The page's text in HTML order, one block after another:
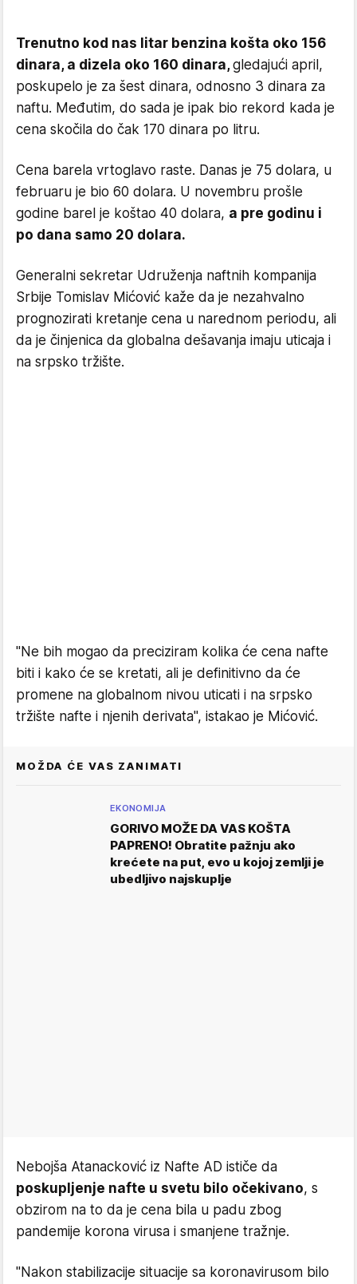
Trenutno kod nas litar benzina košta oko 156
dinara, a dizela oko 160 dinara,gledajući april,
poskupelo je za šest dinara, odnosno 3 dinara za
naftu. Međutim, do sada je ipak bio rekord kada je
cena skočila do čak 170 dinara po litru.
Cena barela vrtoglavo raste. Danas je 75 dolara, u
februaru je bio 60 dolara. U novembru prošle
godine barel je koštao 40 dolara, a pre godinu i
po dana samo 20 dolara.
Generalni sekretar Udruženja naftnih kompanija
Srbije Tomislav Mićović kaže da je nezahvalno
prognozirati kretanje cena u narednom periodu, ali
da je činjenica da globalna dešavanja imaju uticaja i
na srpsko tržište.
"Ne bih mogao da preciziram kolika će cena nafte
biti i kako će se kretati, ali je definitivno da će
promene na globalnom nivou uticati i na srpsko
tržište nafte i njenih derivata", istakao je Mićović.
MOŽDA ĆE VAS ZANIMATI
EKONOMIJA
GORIVO MOŽE DA VAS KOŠTA
PAPRENO! Obratite pažnju ako
krećete na put, evo u kojoj zemlji je
ubedljivo najskuplje
Nebojša Atanacković iz Nafte AD ističe da
poskupljenje nafte u svetu bilo očekivano, s
obzirom na to da je cena bila u padu zbog
pandemije korona virusa i smanjene tražnje.
"Nakon stabilizacije situacije sa koronavirusom bilo